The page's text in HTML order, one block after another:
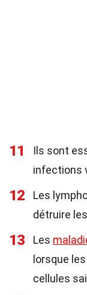
11
Ils sont
infections
12
Les
détruire
13 Les
lorsque
cellules